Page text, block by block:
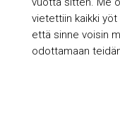
vietettiin kaikki yöt
että sinne voisin
odottamaan